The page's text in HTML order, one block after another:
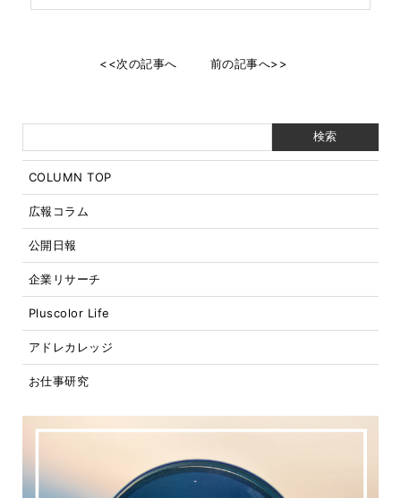
<<次の記事へ 前の記事へ>>
COLUMN TOP
広報コラム
公開日報
企業リサーチ
Pluscolor Life
アドレカレッジ
お仕事研究